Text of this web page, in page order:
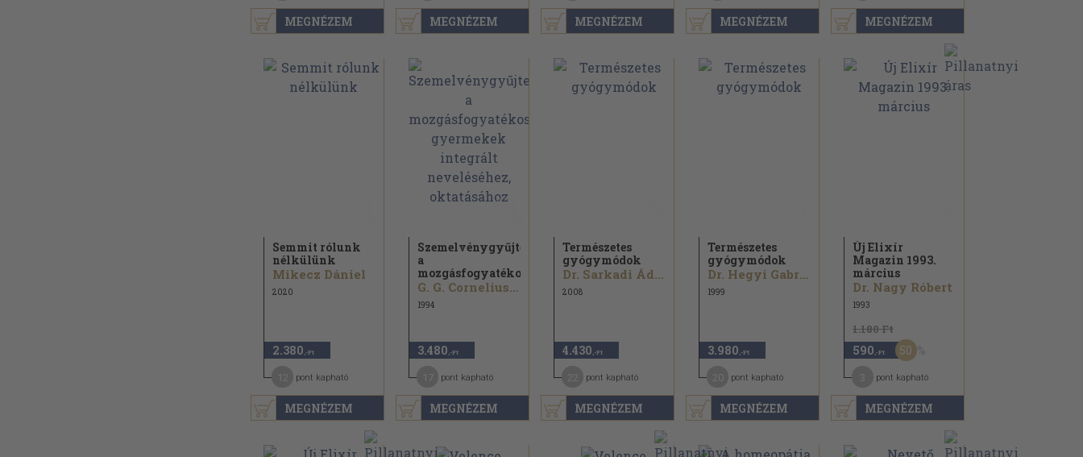
MEGNÉZEM MEGNÉZEM MEGNÉZEM MEGNÉZEM MEGNÉZEM
MEGNÉZEM
Semmit rólunk
nélkülünk
Mikecz Dániel
2020
2.380 ,-Ft
pont kapható
MEGNÉZEM
Szemelvénygyűjtemény
a
mozgásfogyatékos...
G. G. Corneliussen...
1994
3.480 ,-Ft
pont kapható
MEGNÉZEM
Természetes
gyógymódok
Dr. Sarkadi Ádám...
2008
4.430 ,-Ft
pont kapható
MEGNÉZEM
Természetes
gyógymódok
Dr. Hegyi Gabriella
1999
3.980 ,-Ft
pont kapható
MEGNÉZEM
Új Elixír
Magazin 1993.
március
Dr. Nagy Róbert
1993
1.180 Ft
590 ,-Ft 50
pont kapható